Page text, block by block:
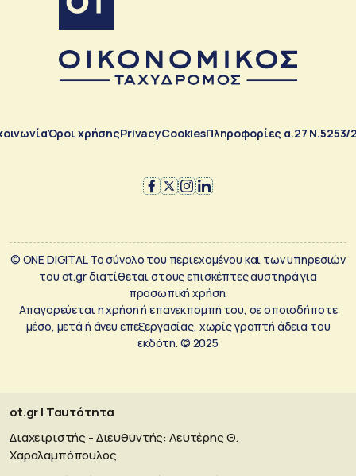
Όροι χρήσηςPrivacyCookiesΠληροφορίες α.27 Ν.5253/
© ONE DIGITAL Το σύνολο του περιεχομένου και των υπηρεσιών
του ot.gr διατίθεται στους επισκέπτες αυστηρά για
προσωπική χρήση.
Απαγορεύεται η χρήση ή επανεκπομπή του, σε οποιοδήποτε
μέσο, μετά ή άνευ επεξεργασίας, χωρίς γραπτή άδεια του
εκδότη. © 2025
ot.gr | Ταυτότητα
Διαχειριστής - Διευθυντής: Λευτέρης Θ.
Χαραλαμπόπουλος